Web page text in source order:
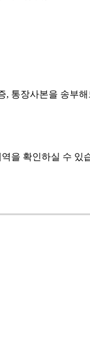
, 통장사본을 송부
을 확인하실 수 있